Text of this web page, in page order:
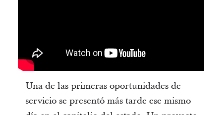
Una de las primeras oportunidades de
servicio se presentó más tarde ese mismo